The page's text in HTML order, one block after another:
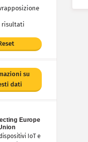
risultati
su
dati
IoT e